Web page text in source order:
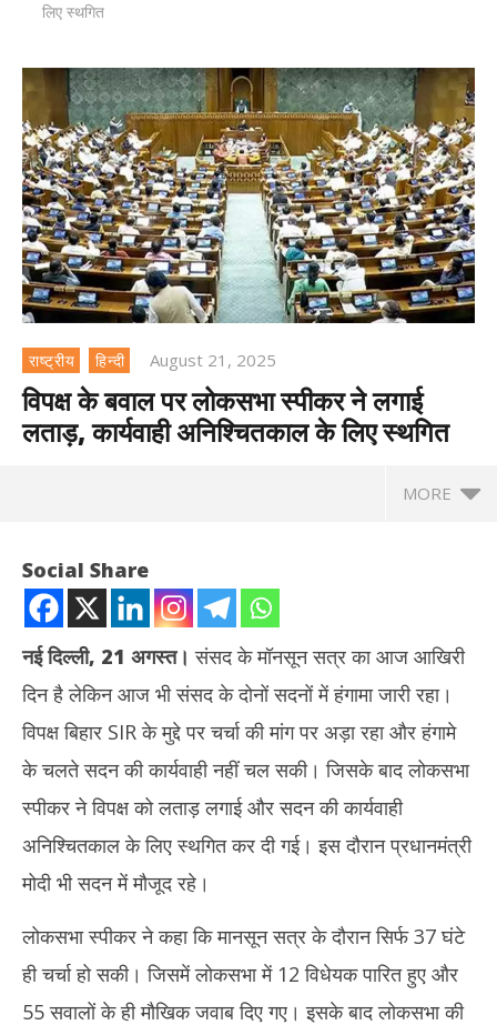
लिए स्थगित
राष्ट्रीय हिन्दी August 21, 2025
विपक्ष के बवाल पर लोकसभा स्पीकर ने लगाई
लताड़, कार्यवाही अनिश्चितकाल के लिए स्थगित
MORE
NOW VIEWING
विपक्ष के बवाल पर लोकसभा स्पीकर ने लगाई लताड़, कार्यवाही अनिश्चितकाल के
लिए स्थगित
21,
2025
Social Share
नई दिल्ली, 21 अगस्त। संसद के मॉनसून सत्र का आज आखिरी
दिन है लेकिन आज भी संसद के दोनों सदनों में हंगामा जारी रहा।
विपक्ष बिहार SIR के मुद्दे पर चर्चा की मांग पर अड़ा रहा और हंगामे
के चलते सदन की कार्यवाही नहीं चल सकी। जिसके बाद लोकसभा
स्पीकर ने विपक्ष को लताड़ लगाई और सदन की कार्यवाही
अनिश्चितकाल के लिए स्थगित कर दी गई। इस दौरान प्रधानमंत्री
मोदी भी सदन में मौजूद रहे।
लोकसभा स्पीकर ने कहा कि मानसून सत्र के दौरान सिर्फ 37 घंटे
ही चर्चा हो सकी। जिसमें लोकसभा में 12 विधेयक पारित हुए और
55 सवालों के ही मौखिक जवाब दिए गए। इसके बाद लोकसभा की